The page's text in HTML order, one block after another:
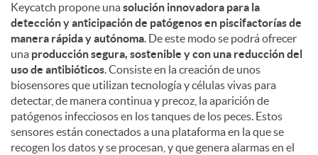
Keycatch propone unasolución innovadora para la
detección y anticipación de patógenos en piscifactorías de
manera rápida y autónoma. De este modo se podrá ofrecer
una producción segura, sostenible y con una reducción del
uso de antibióticos. Consiste en la creación de unos
biosensores que utilizan tecnología y células vivas para
detectar, de manera continua y precoz, la aparición de
patógenos infecciosos en los tanques de los peces. Estos
sensores están conectados a una plataforma en la que se
recogen los datos y se procesan, y que genera alarmas en el